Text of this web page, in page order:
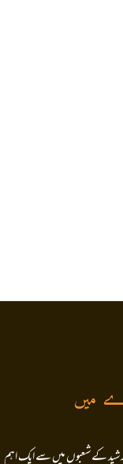
میں
الرشید کےشعبوں میں سے ایک اہم